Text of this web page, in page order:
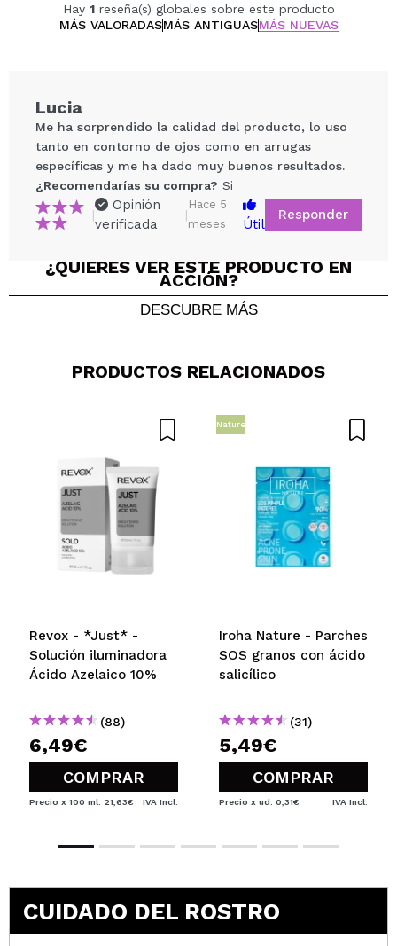
libres y proporcionando un efecto unificador en el
nutrida y equilibrada en humedad.
Textura de Rápida Absorción: La fórmula ligera y
no grasa se absorbe rápidamente sin dejar
residuos, ideal para usar debajo del maquillaje.
Adecuado para Todo Tipo de Piel: Su fórmula
suave es adecuada incluso para pieles sensibles,
Hay 1reseña(s) globales sobre este producto
MÁS VALORADASMÁS ANTIGUASMÁS NUEVAS
Compartir un vídeo o una foto
Tu vídeo podría ser el primero. Imagínatelo...
5/5
ENVIAR
Lucia
Me ha sorprendido la calidad del producto, lo uso
tanto en contorno de ojos como en arrugas
específicas y me ha dado muy buenos resultados.
¿Recomendarías su compra? Si
|
Opinión
verificada
|
Hace 5
meses
Útil
Responder
¿QUIERES VER ESTE PRODUCTO EN
ACCIÓN?
DESCUBRE MÁS
PRODUCTOS RELACIONADOS
Revox - *Just* -
Solución iluminadora
Ácido Azelaico 10%
(88)
6,49€
COMPRAR
Precio x 100 ml: 21,63€ IVA Incl.
Nature
Iroha Nature - Parches
SOS granos con ácido
salicílico
(31)
5,49€
COMPRAR
Precio x ud: 0,31€ IVA Incl.
CUIDADO DEL ROSTRO